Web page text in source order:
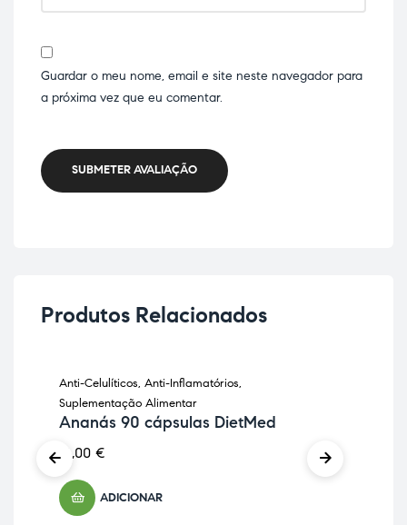
Guardar o meu nome, email e site neste navegador para
a próxima vez que eu comentar.
SUBMETER AVALIAÇÃO
Produtos Relacionados
Anti-Celulíticos, Anti-Inflamatórios,
Suplementação Alimentar
Ananás 90 cápsulas DietMed
16,00 €
ADICIONAR